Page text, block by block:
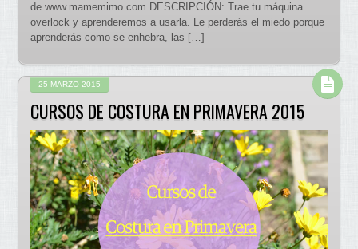
de www.mamemimo.com DESCRIPCIÓN: Trae tu máquina
overlock y aprenderemos a usarla. Le perderás el miedo porque
aprenderás como se enhebra, las […]
25 MARZO 2015
CURSOS DE COSTURA EN PRIMAVERA 2015